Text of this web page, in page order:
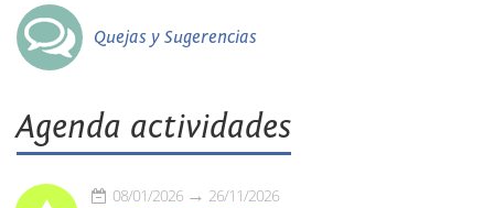
Quejas y Sugerencias
Agenda actividades
08/01/2026 26/11/2026